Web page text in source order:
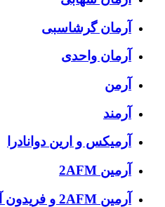
آرمان گرشاسبی
آرمان واحدی
آرمن
آرمند
آرمیکس و ارین دوانادرا
آرمین 2AFM
آرمین 2AFM و فریدون آسرایی